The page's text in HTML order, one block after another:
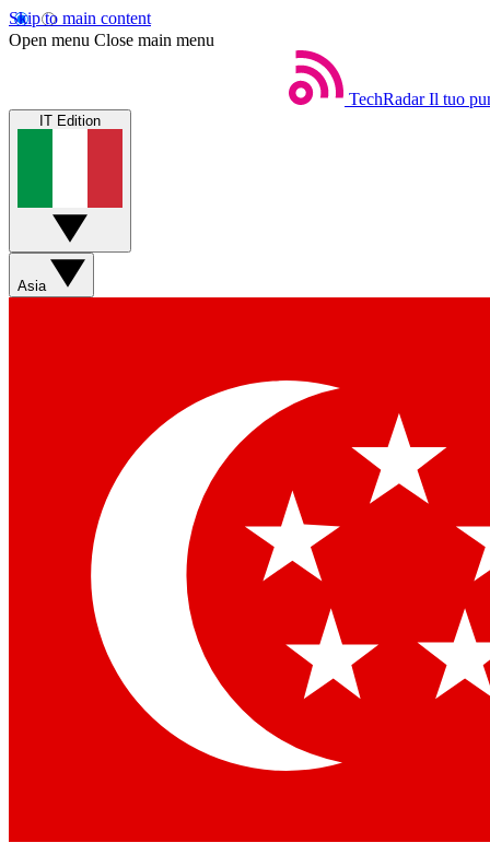
Skip to main content
Open menu Close main menu
TechRadar Il tuo
IT Edition
Asia